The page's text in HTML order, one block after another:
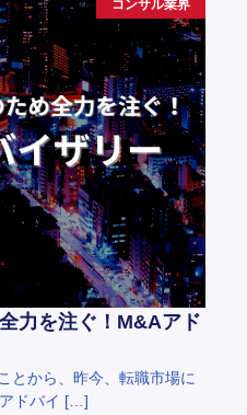
コンサル業界
力を注ぐ！M&Aアド
とから、昨今、転職市場に
ドバイ […]